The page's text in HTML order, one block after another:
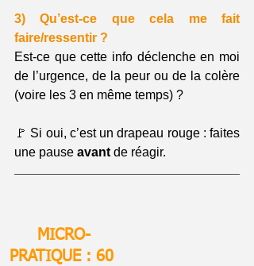
3) Qu’est-ce que cela me fait
faire/ressentir ?
Est-ce que cette info déclenche en moi
de l’urgence, de la peur ou de la colère
(voire les 3 en même temps) ?
🚩 Si oui, c’est un drapeau rouge : faites
une pause avant de réagir.
MICRO-
PRATIQUE : 60